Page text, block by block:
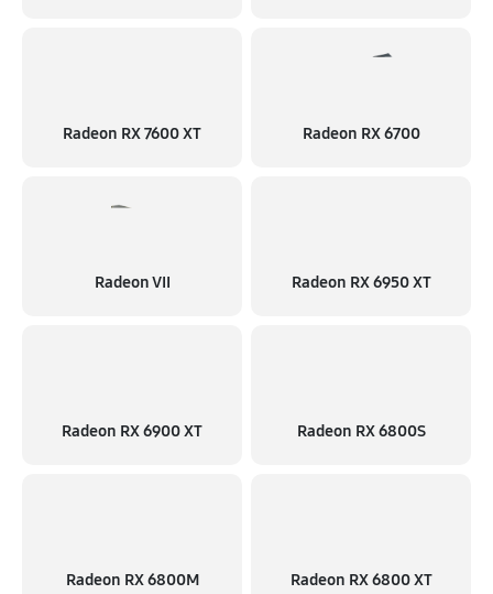
Radeon RX 7600 XT Radeon RX 6700
Radeon VII Radeon RX 6950 XT
Radeon RX 6900 XT Radeon RX 6800S
Radeon RX 6800M Radeon RX 6800 XT